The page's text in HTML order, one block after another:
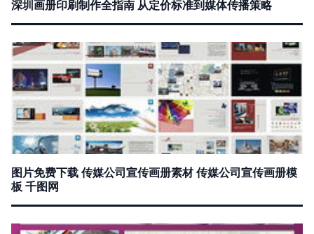
深圳画册印刷制作全指南 从定价标准到媒体传播策略
图片免费下载 传媒公司宣传画册素材 传媒公司宣传画册模
板 千图网